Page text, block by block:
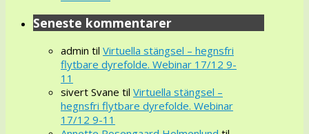
Seneste kommentarer
admin til Virtuella stängsel – hegnsfri
flytbare dyrefolde. Webinar 17/12 9-
11
sivert Svane til Virtuella stängsel –
hegnsfri flytbare dyrefolde. Webinar
17/12 9-11